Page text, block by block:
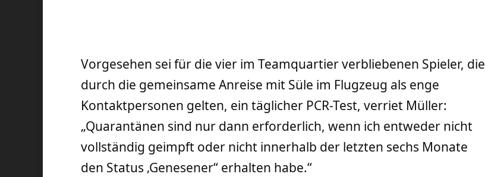
Vorgesehen sei für die vier im Teamquartier verbliebenen Spieler, die
durch die gemeinsame Anreise mit Süle im Flugzeug als enge
Kontaktpersonen gelten, ein täglicher PCR-Test, verriet Müller:
„Quarantänen sind nur dann erforderlich, wenn ich entweder nicht
vollständig geimpft oder nicht innerhalb der letzten sechs Monate
den Status ‚Genesener“ erhalten habe.“